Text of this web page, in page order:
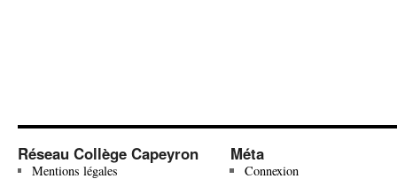
Réseau Collège Capeyron
Mentions légales
Méta
Connexion